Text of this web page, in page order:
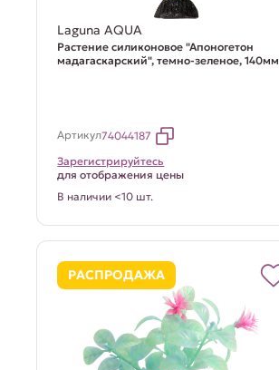
Laguna AQUA
Растение силиконовое "Апоногетон
мадагаскарский", темно-зеленое, 140мм
Артикул74044187
Зарегистрируйтесь
для отображения цены
В наличии <10 шт.
РАСПРОДАЖА